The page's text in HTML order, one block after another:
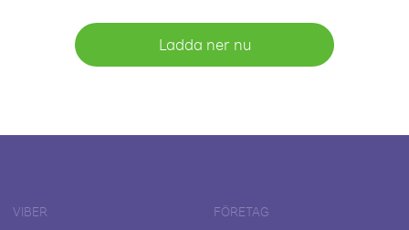
Ladda ner nu
VIBER FÖRETAG